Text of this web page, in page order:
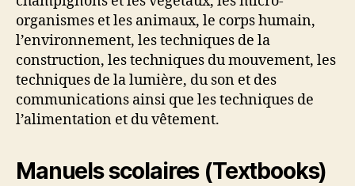
organismes et les animaux, le corps humain,
l’environnement, les techniques de la
construction, les techniques du mouvement, les
techniques de la lumière, du son et des
communications ainsi que les techniques de
l’alimentation et du vêtement.
Manuels scolaires (Textbooks)